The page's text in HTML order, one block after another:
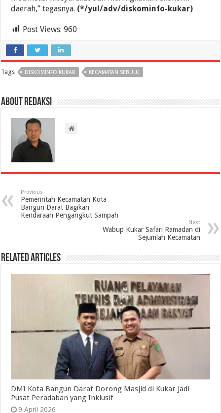
daerah,” tegasnya. (*/yul/adv/diskominfo-kukar)
Post Views: 960
Tags DISKOMINFO KUKAR KECAMATAN SEBULU
About Redaksi
Previous
Pemerintah Kecamatan Kota
Bangun Darat Bagikan
Kendaraan Pengangkut Sampah
Next
Wabup Kukar Safari Ramadan di
Sejumlah Kecamatan
Related Articles
DMI Kota Bangun Darat Dorong Masjid di Kukar Jadi
Pusat Peradaban yang Inklusif
9 April 2026